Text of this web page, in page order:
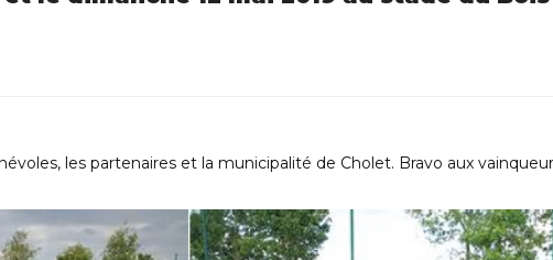
les partenaires et la municipalité de Cholet. Bravo aux